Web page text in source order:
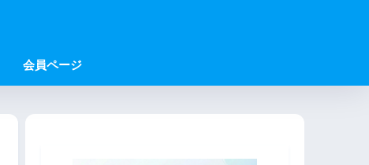
会員ページ